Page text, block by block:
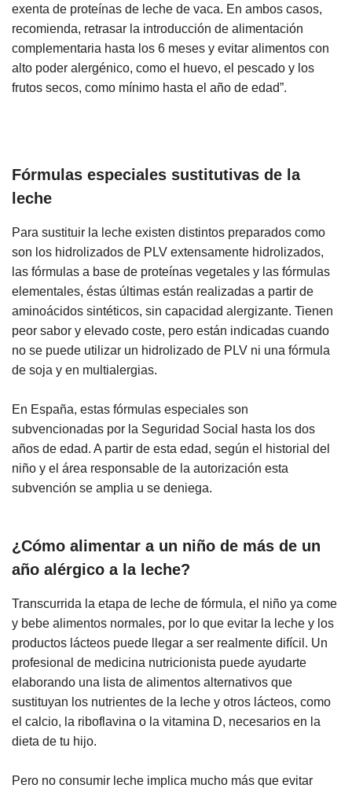
exenta de proteínas de leche de vaca. En ambos casos,
recomienda, retrasar la introducción de alimentación
complementaria hasta los 6 meses y evitar alimentos con
alto poder alergénico, como el huevo, el pescado y los
frutos secos, como mínimo hasta el año de edad”.
Fórmulas especiales sustitutivas de la
leche
Para sustituir la leche existen distintos preparados como
son los hidrolizados de PLV extensamente hidrolizados,
las fórmulas a base de proteínas vegetales y las fórmulas
elementales, éstas últimas están realizadas a partir de
aminoácidos sintéticos, sin capacidad alergizante. Tienen
peor sabor y elevado coste, pero están indicadas cuando
no se puede utilizar un hidrolizado de PLV ni una fórmula
de soja y en multialergias.
En España, estas fórmulas especiales son
subvencionadas por la Seguridad Social hasta los dos
años de edad. A partir de esta edad, según el historial del
niño y el área responsable de la autorización esta
subvención se amplia u se deniega.
¿Cómo alimentar a un niño de más de un
año alérgico a la leche?
Transcurrida la etapa de leche de fórmula, el niño ya come
y bebe alimentos normales, por lo que evitar la leche y los
productos lácteos puede llegar a ser realmente difícil. Un
profesional de medicina nutricionista puede ayudarte
elaborando una lista de alimentos alternativos que
sustituyan los nutrientes de la leche y otros lácteos, como
el calcio, la riboflavina o la vitamina D, necesarios en la
dieta de tu hijo.
Pero no consumir leche implica mucho más que evitar